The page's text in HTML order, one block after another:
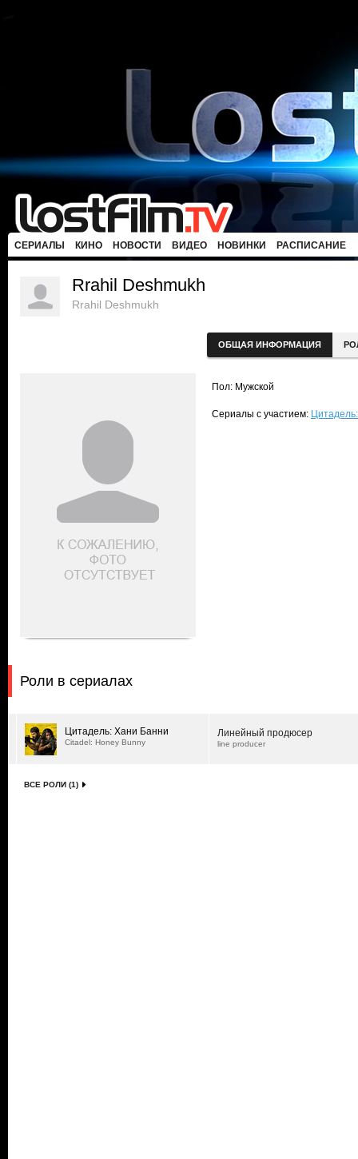
СЕРИАЛЫ КИНО НОВОСТИ ВИДЕО НОВИНКИ РАСПИСАНИЕ
Rrahil Deshmukh
Rrahil Deshmukh
ОБЩАЯ ИНФОРМАЦИЯ
Пол: Мужской
Сериалы с участием:
Роли в сериалах
Цитадель: Хани Банни
Citadel: Honey Bunny
Линейный продюсер
line producer
ВСЕ РОЛИ (1)